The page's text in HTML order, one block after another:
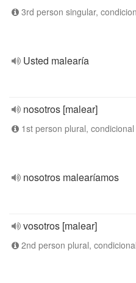
3rd person singular,
Usted malearía
nosotros [malear]
1st person plural,
nosotros malearíamos
vosotros [malear]
2nd person plural,